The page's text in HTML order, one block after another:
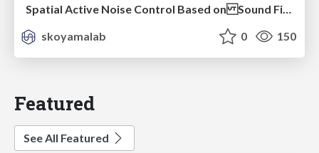
Spatial Active Noise Control Based on Sound Field Interpolation Incorporating Physical Constraints
skoyamalab
0 150
Featured
See All Featured